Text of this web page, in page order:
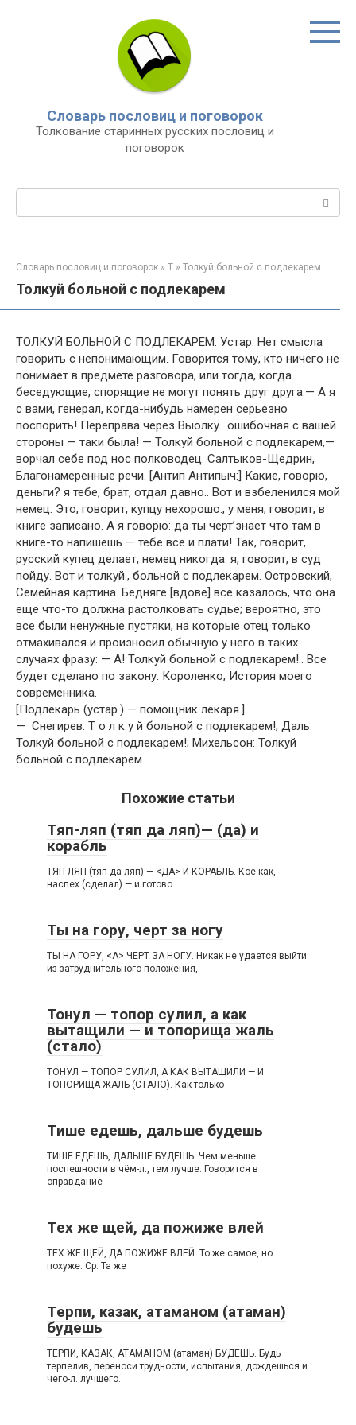
Словарь пословиц и поговорок
Толкование старинных русских пословиц и
поговорок
Словарь пословиц и поговорок » Т » Толкуй больной с подлекарем
Толкуй больной с подлекарем
ТОЛКУЙ БОЛЬНОЙ С ПОДЛЕКАРЕМ. Устар. Нет смысла
говорить с непонимающим. Говорится тому, кто ничего не
понимает в предмете разговора, или тогда, когда
беседующие, спорящие не могут понять друг друга.— А я
с вами, генерал, когда-нибудь намерен серьезно
поспорить! Переправа через Выолку.. ошибочная с вашей
стороны — таки была! — Толкуй больной с подлекарем,—
ворчал себе под нос полководец. Салтыков-Щедрин,
Благонамеренные речи. [Антип Антипыч:] Какие, говорю,
деньги? я тебе, брат, отдал давно.. Вот и взбеленился мой
немец. Это, говорит, купцу нехорошо., у меня, говорит, в
книге записано. А я говорю: да ты черт’знает что там в
книге-то напишешь — тебе все и плати! Так, говорит,
русский купец делает, немец никогда: я, говорит, в суд
пойду. Вот и толкуй., больной с подлекарем. Островский,
Семейная картина. Бедняге [вдове] все казалось, что она
еще что-то должна растолковать судье; вероятно, это
все были ненужные пустяки, на которые отец только
отмахивался и произносил обычную у него в таких
случаях фразу: — А! Толкуй больной с подлекарем!.. Все
будет сделано по закону. Короленко, История моего
современника.
[Подлекарь (устар.) — помощник лекаря.]
— Снегирев: Т о л к у й больной с подлекарем!; Даль:
Толкуй больной с подлекарем!; Михельсон: Толкуй
больной с подлекарем.
Похожие статьи
Тяп-ляп (тяп да ляп)— (да) и
корабль
ТЯП-ЛЯП (тяп да ляп) — <ДА> И КОРАБЛЬ. Кое-как,
наспех (сделал) — и готово.
Ты на гору, черт за ногу
ТЫ НА ГОРУ, <А> ЧЕРТ ЗА НОГУ. Никак не удается выйти
из затруднительного положения,
Тонул — топор сулил, а как
вытащили — и топорища жаль
(стало)
ТОНУЛ — ТОПОР СУЛИЛ, А КАК ВЫТАЩИЛИ — И
ТОПОРИЩА ЖАЛЬ (СТАЛО). Как только
Тише едешь, дальше будешь
ТИШЕ ЕДЕШЬ, ДАЛЬШЕ БУДЕШЬ. Чем меньше
поспешности в чём-л., тем лучше. Говорится в
оправдание
Тех же щей, да пожиже влей
ТЕХ ЖЕ ЩЕЙ, ДА ПОЖИЖЕ ВЛЕЙ. То же самое, но
похуже. Ср. Та же
Терпи, казак, атаманом (атаман)
будешь
ТЕРПИ, КАЗАК, АТАМАНОМ (атаман) БУДЕШЬ. Будь
терпелив, переноси трудности, испытания, дождешься и
чего-л. лучшего.